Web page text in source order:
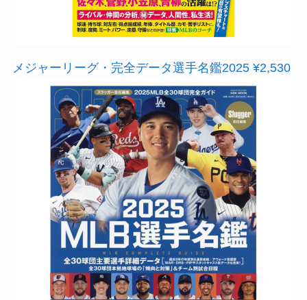
メジャーリーグ・完全データ選手名鑑2025 ¥2,530